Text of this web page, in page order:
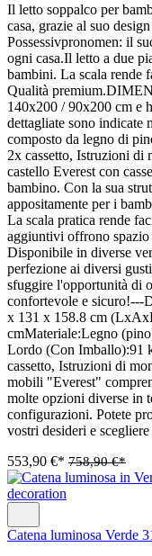
Il letto soppalco per
casa, grazie al suo
Possessivpronomen: il
ogni casa.Il letto a due
bambini. La scala rende
Qualità
140x200 / 90x200 cm e
dettagliate sono
composto da legno di
2x cassetto, Istruzioni di
castello Everest con
bambino. Con la sua
appositamente per i
La scala pratica rende
aggiuntivi offrono spazio
Disponibile in diverse
perfezione ai diversi
sfuggire l'opportunità di
confortevole e sicuro!---
x 131 x 158.8 cm
cmMateriale:Legno
Lordo (Con Imballo):91
cassetto, Istruzioni di
mobili "Everest"
molte opzioni diverse in
configurazioni. Potete
vostri desideri e
553,90 €* 758,90 €*
Catena luminosa Verde